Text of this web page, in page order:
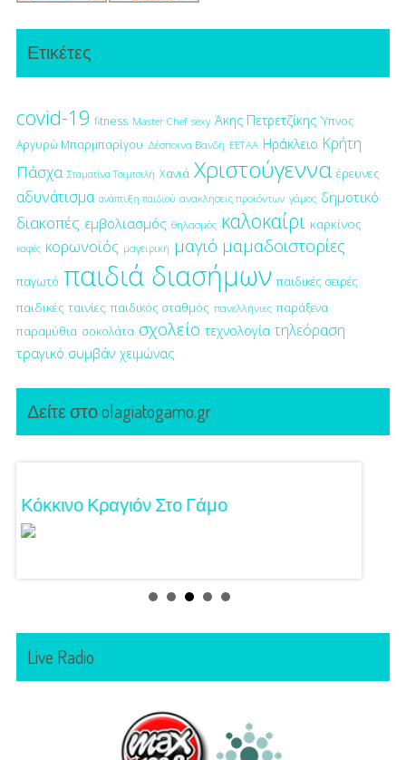
Ετικέτες
covid-19 fitness Master Chef sexy Άκης Πετρετζίκης Ύπνος
Αργυρώ Μπαρμπαρίγου Δέσποινα Βανδή ΕΕΤΑΑ Ηράκλειο Κρήτη
Πάσχα Σταματίνα Τσιμτσιλή Χανιά Χριστούγεννα έρευνες
αδυνάτισμα ανάπτυξη παιδιού ανακλήσεις προϊόντων γάμος δημοτικό
διακοπές εμβολιασμός θηλασμός καλοκαίρι καρκίνος
καφές κορωνοϊός μαγειρική μαγιό μαμαδοιστορίες
παγωτό παιδιά διασήμων παιδικές σειρές
παιδικές ταινίες παιδικός σταθμός πανελλήνιες παράξενα
παραμύθια σοκολάτα σχολείο τεχνολογία τηλεόραση
τραγικό συμβάν χειμώνας
Δείτε στο olagiatogamo.gr
Κόκκινο Κραγιόν Στο Γάμο
Live Radio